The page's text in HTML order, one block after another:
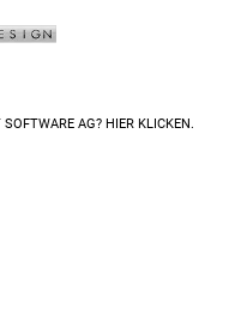
AG? HIER KLICKEN.